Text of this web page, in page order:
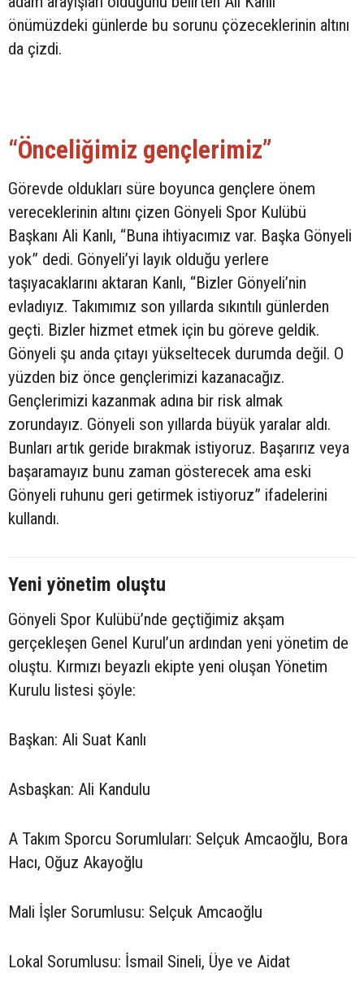
önümüzdeki günlerde bu sorunu çözeceklerinin altını
da çizdi.
“Önceliğimiz gençlerimiz”
Görevde oldukları süre boyunca gençlere önem
vereceklerinin altını çizen Gönyeli Spor Kulübü
Başkanı Ali Kanlı, “Buna ihtiyacımız var. Başka Gönyeli
yok” dedi. Gönyeli’yi layık olduğu yerlere
taşıyacaklarını aktaran Kanlı, “Bizler Gönyeli’nin
evladıyız. Takımımız son yıllarda sıkıntılı günlerden
geçti. Bizler hizmet etmek için bu göreve geldik.
Gönyeli şu anda çıtayı yükseltecek durumda değil. O
yüzden biz önce gençlerimizi kazanacağız.
Gençlerimizi kazanmak adına bir risk almak
zorundayız. Gönyeli son yıllarda büyük yaralar aldı.
Bunları artık geride bırakmak istiyoruz. Başarırız veya
başaramayız bunu zaman gösterecek ama eski
Gönyeli ruhunu geri getirmek istiyoruz” ifadelerini
kullandı.
Yeni yönetim oluştu
Gönyeli Spor Kulübü’nde geçtiğimiz akşam
gerçekleşen Genel Kurul’un ardından yeni yönetim de
oluştu. Kırmızı beyazlı ekipte yeni oluşan Yönetim
Kurulu listesi şöyle:
Başkan: Ali Suat Kanlı
Asbaşkan: Ali Kandulu
A Takım Sporcu Sorumluları: Selçuk Amcaoğlu, Bora
Hacı, Oğuz Akayoğlu
Mali İşler Sorumlusu: Selçuk Amcaoğlu
Lokal Sorumlusu: İsmail Sineli, Üye ve Aidat